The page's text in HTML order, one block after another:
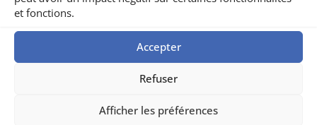
et fonctions.
Accepter
Refuser
Afficher les préférences